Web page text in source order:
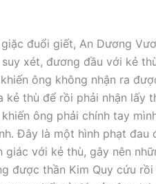
đuổi giết, An Dương
xét, đương đầu với kẻ
ông không nhận ra
kẻ thù để rồi phải nhận lấy
ông phải chính tay
Đây là một hình phạt đau
giác với kẻ thù, gây nên
được thần Kim Quy cứu rồi